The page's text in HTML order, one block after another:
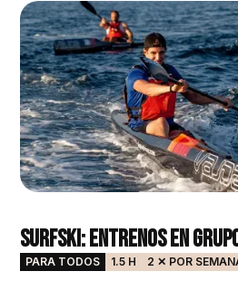
Surfski: Entrenos en
PARA TODOS 1.5 H 2 ✕ POR